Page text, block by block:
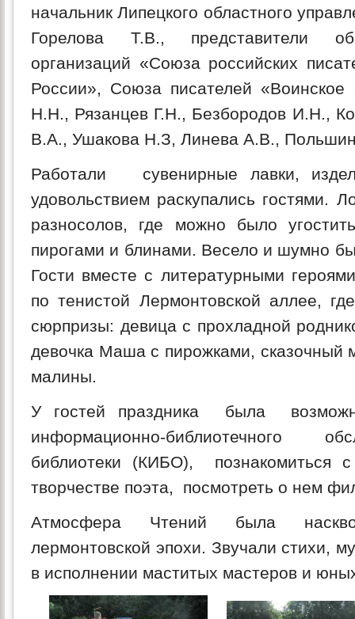
начальник Липецкого областного
Горелова Т.В., представители
организаций «Союза российских
России», Союза писателей «Воинское
Н.Н., Рязанцев Г.Н., Безбородов И.Н.,
В.А., Ушакова Н.З, Линева А.В.,
Работали сувенирные лавки,
удовольствием раскупались гостями.
разносолов, где можно было
пирогами и блинами. Весело и шумно
Гости вместе с литературными
по тенистой Лермонтовской аллее,
сюрпризы: девица с прохладной
девочка Маша с пирожками, сказочный
малины.
У гостей праздника была
информационно-библиотечного
библиотеки (КИБО), познакомиться
творчестве поэта, посмотреть о нем
Атмосфера Чтений была
лермонтовской эпохи. Звучали стихи,
в исполнении маститых мастеров и